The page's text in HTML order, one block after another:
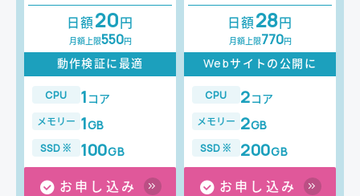
日額20円
月額上限550円
動作検証に最適
CPU 1 コア
メモリー 1GB
SSD※ 100GB
お申し込み
日額28円
月額上限770円
Webサイトの公開に
CPU 2コア
メモリー 2GB
SSD※ 200GB
お申し込み